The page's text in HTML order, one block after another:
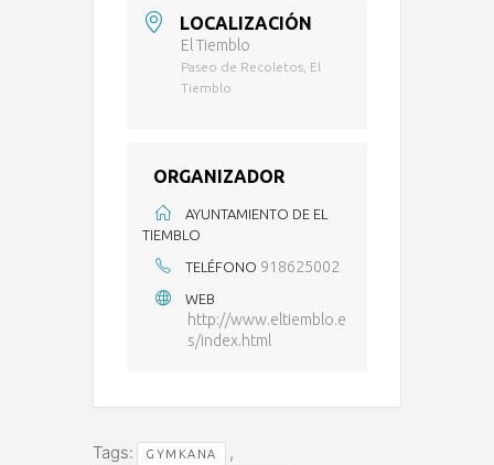
LOCALIZACIÓN
El Tiemblo
Paseo de Recoletos, El
Tiemblo
ORGANIZADOR
AYUNTAMIENTO DE EL
TIEMBLO
TELÉFONO 918625002
WEB
http://www.eltiemblo.e
s/index.html
Tags: GYMKANA ,